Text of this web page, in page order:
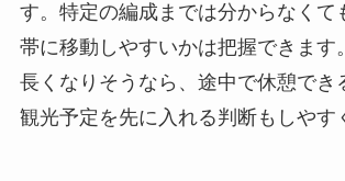
す。特定の編成までは分からなくて
帯に移動しやすいかは把握できます
長くなりそうなら、途中で休憩でき
観光予定を先に入れる判断もしやす